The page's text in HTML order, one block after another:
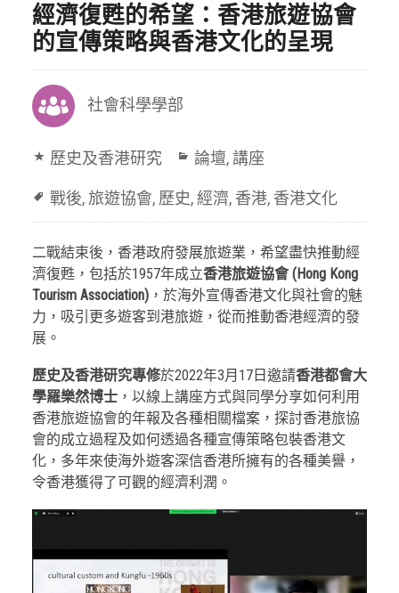
經濟復甦的希望：香港旅遊協會
的宣傳策略與香港文化的呈現
社會科學學部
歷史及香港研究 論壇,講座
戰後, 旅遊協會, 歷史,經濟, 香港, 香港文化
二戰結束後，香港政府發展旅遊業，希望盡快推動經
濟復甦，包括於1957年成立香港旅遊協會 (Hong Kong
Tourism Association)，於海外宣傳香港文化與社會的魅
力，吸引更多遊客到港旅遊，從而推動香港經濟的發
展。
歷史及香港研究專修於2022年3月17日邀請香港都會大
學羅樂然博士，以線上講座方式與同學分享如何利用
香港旅遊協會的年報及各種相關檔案，探討香港旅協
會的成立過程及如何透過各種宣傳策略包裝香港文
化，多年來使海外遊客深信香港所擁有的各種美譽，
令香港獲得了可觀的經濟利潤。